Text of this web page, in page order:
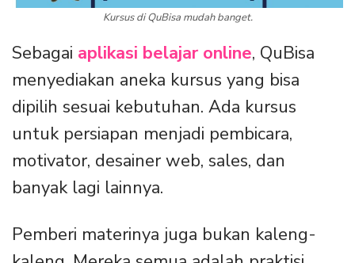
Kursus di QuBisa mudah banget.
Sebagai aplikasi belajar online, QuBisa
menyediakan aneka kursus yang bisa
dipilih sesuai kebutuhan. Ada kursus
untuk persiapan menjadi pembicara,
motivator, desainer web, sales, dan
banyak lagi lainnya.
Pemberi materinya juga bukan kaleng-